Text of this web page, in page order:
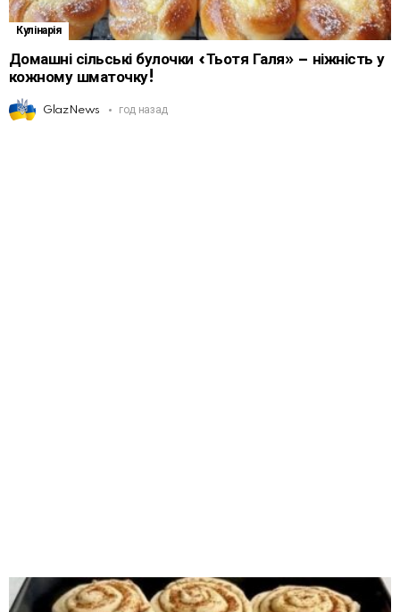
Кулінарія
Домашні сільські булочки «Тьотя Галя» – ніжність у
кожному шматочку!
GlazNews год назад